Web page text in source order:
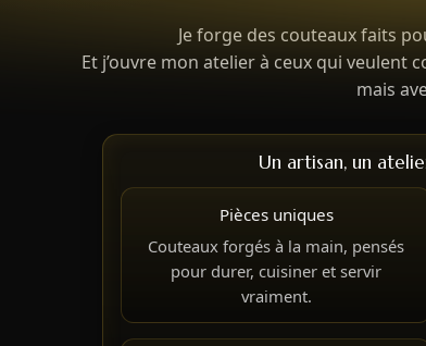
Je forge des couteaux faits
Et j’ouvre mon atelier à ceux qui
mais
Un artisan, un
Pièces uniques
Couteaux forgés à la main, pensés
pour durer, cuisiner et servir
vraiment.